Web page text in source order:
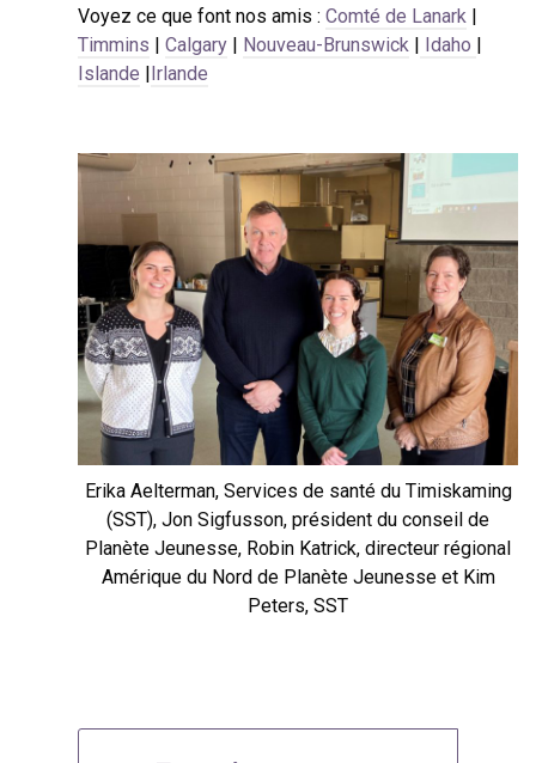
Voyez ce que font nos amis : Comté de Lanark
Timmins
Calgary Nouveau-Brunswick Idaho
Islande
Irlande
Erika Aelterman, Services de santé du Timiskaming
(SST), Jon Sigfusson, président du conseil de
Planète Jeunesse, Robin Katrick, directeur régional
Amérique du Nord de Planète Jeunesse et Kim
Peters, SST